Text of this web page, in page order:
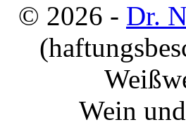
© 2026 - Dr.
Wein